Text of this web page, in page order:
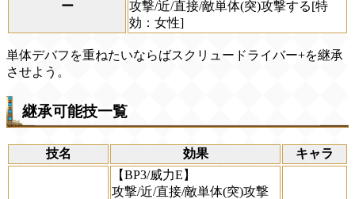
ー
攻撃/近/直接/敵単体(突)攻撃する[特
効：女性]
単体デバフを重ねたいならばスクリュードライバー+を継承
させよう。
継承可能技一覧
技名 効果 キャラ
【BP3/威力E】
攻撃/近/直接/敵単体(突)攻撃